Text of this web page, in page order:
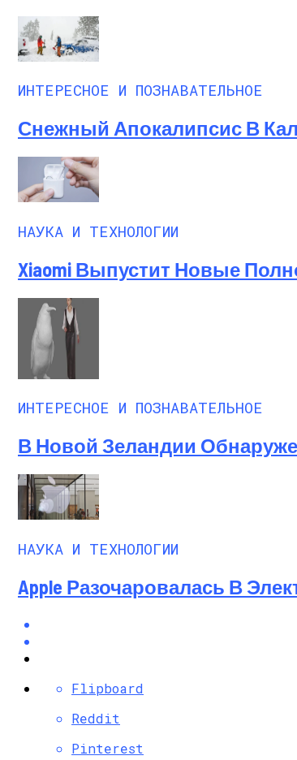
ИНТЕРЕСНОЕ И ПОЗНАВАТЕЛЬНОЕ
Снежный Апокалипсис В
НАУКА И ТЕХНОЛОГИИ
Xiaomi Выпустит Новые
ИНТЕРЕСНОЕ И ПОЗНАВАТЕЛЬНОЕ
В Новой Зеландии
НАУКА И ТЕХНОЛОГИИ
Apple Разочаровалась В
Flipboard
Reddit
Pinterest